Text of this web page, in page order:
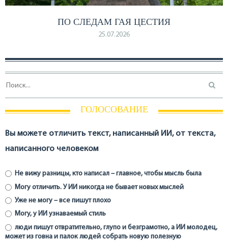
ПО СЛЕДАМ ГАЯ ЦЕСТИЯ
25.07.2026
ГОЛОСОВАНИЕ
Вы можете отличить текст, написанный ИИ, от текста,
написанного человеком
Не вижу разницы, кто написал – главное, чтобы мысль была
Могу отличить. У ИИ никогда не бывает новых мыслей
Уже не могу – все пишут плохо
Могу, у ИИ узнаваемый стиль
люди пишут отвратительно, глупо и безграмотно, а ИИ молодец,
может из говна и палок людей собрать новую полезную